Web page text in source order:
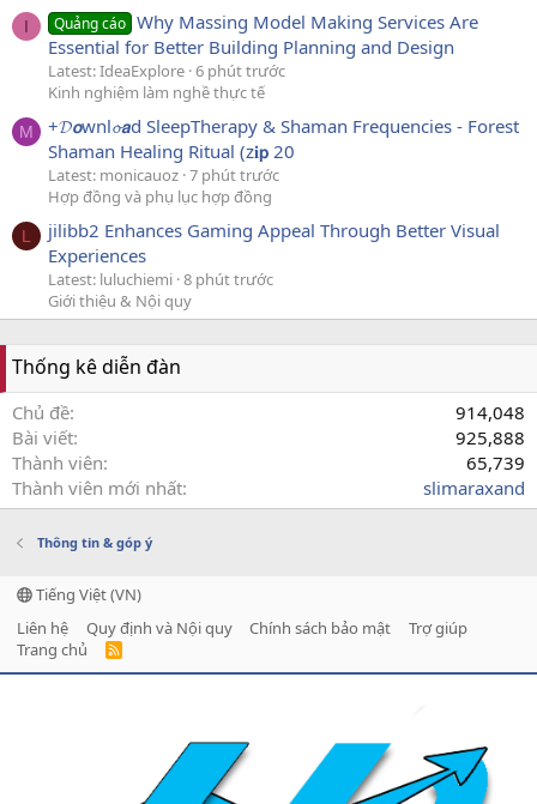
I Quảng cáo Why Massing Model Making Services Are
Essential for Better Building Planning and Design
Latest: IdeaExplore 6 phút trước
Kinh nghiệm làm nghề thực tế
M
+𝓓𝙤wnl𝓸𝙖d SleepTherapy & Shaman Frequencies - Forest
Shaman Healing Ritual (z𝐢𝗽 20
Latest: monicauoz 7 phút trước
Hợp đồng và phụ lục hợp đồng
L
jilibb2 Enhances Gaming Appeal Through Better Visual
Experiences
Latest: luluchiemi 8 phút trước
Giới thiệu & Nội quy
Thống kê diễn đàn
Chủ đề
914,048
Bài viết
925,888
Thành viên
65,739
Thành viên mới nhất
slimaraxand
Thông tin & góp ý
Tiếng Việt (VN)
Liên hệ
Quy định và Nội quy Chính sách bảo mật
Trợ giúp
Trang chủ
R